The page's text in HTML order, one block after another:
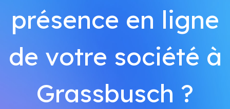
présence en ligne
de votre société à
Grassbusch ?